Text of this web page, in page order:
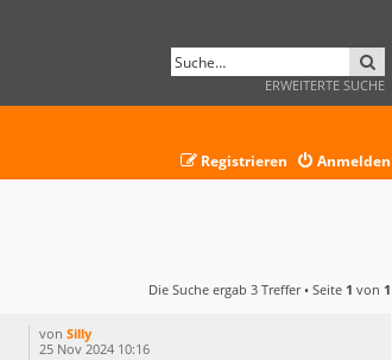
ERWEITERTE SUCHE
Anmelden
Registrieren
Die Suche ergab 3 Treffer • Seite 1 von 1
von Silly
25 Nov 2024 10:16